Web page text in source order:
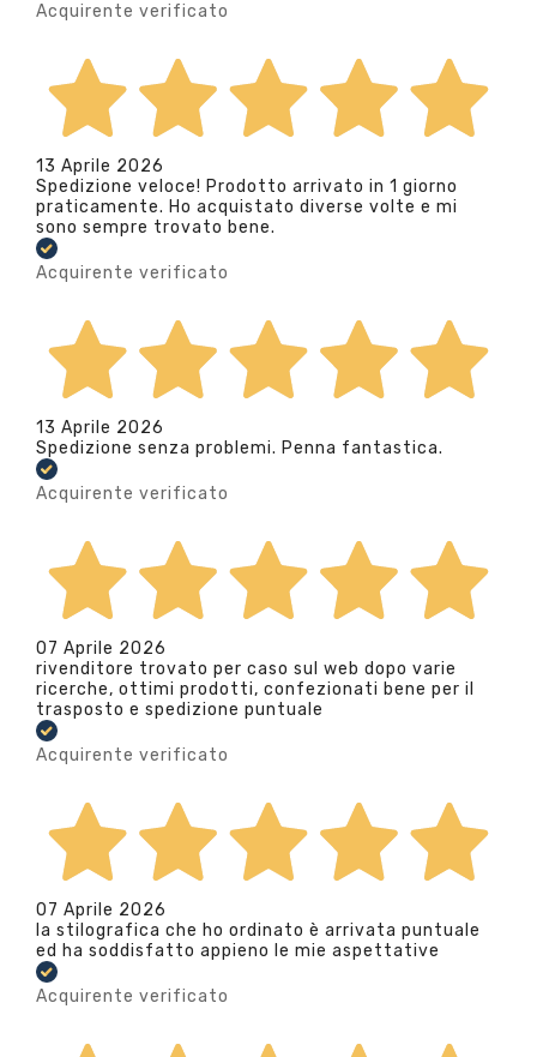
Acquirente verificato
13 Aprile 2026
Spedizione veloce! Prodotto arrivato in 1 giorno
praticamente. Ho acquistato diverse volte e mi
sono sempre trovato bene.
Acquirente verificato
13 Aprile 2026
Spedizione senza problemi. Penna fantastica.
Acquirente verificato
07 Aprile 2026
rivenditore trovato per caso sul web dopo varie
ricerche, ottimi prodotti, confezionati bene per il
trasposto e spedizione puntuale
Acquirente verificato
07 Aprile 2026
la stilografica che ho ordinato è arrivata puntuale
ed ha soddisfatto appieno le mie aspettative
Acquirente verificato